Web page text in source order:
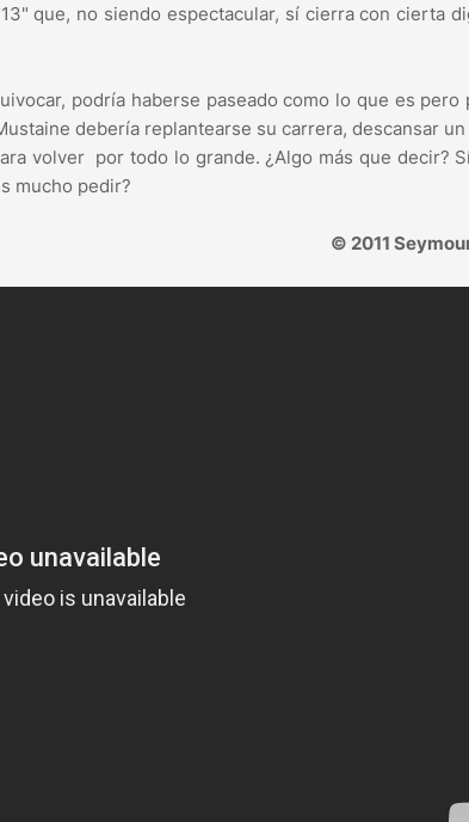
que, no siendo espectacular, sí cierra con cierta
podría haberse paseado como lo que es pero
debería replantearse su carrera, descansar
volver por todo lo grande. ¿Algo más que decir?
mucho pedir?
© 2011